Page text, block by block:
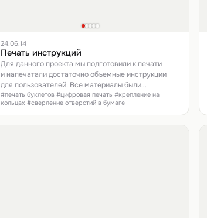
24.06.14
Печать инструкций
Для данного проекта мы подготовили к печати
и напечатали достаточно объемные инструкции
для пользователей. Все материалы были
предоставлены заказчиком.
#печать буклетов #цифровая печать #крепление на
кольцах #сверление отверстий в бумаге